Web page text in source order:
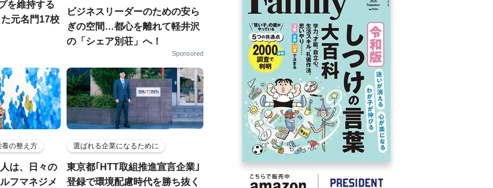
を維持する
元名門17校
ビジネスリーダーのための安ら
ぎの空間…都心を離れて軽井沢
の「シェア別荘」へ！
Sponsored
の整え方
は、日々の
フマネジメ
選ばれる企業になるために
東京都｢HTT取組推進宣言企業｣
登録で環境配慮時代を勝ち抜く